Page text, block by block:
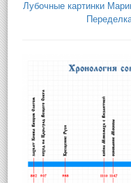
Лубочные картинки